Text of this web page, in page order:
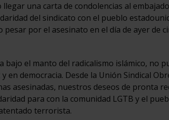
una carta de condolencias al
del sindicato con el pueblo
por el asesinato en el día de ayer de
el manto del radicalismo islámico, no
en democracia. Desde la Unión Sindical
asesinadas, nuestros deseos de pronta
para con la comunidad LGTB y el
terrorista.